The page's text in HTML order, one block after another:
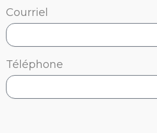
Courriel
Téléphone